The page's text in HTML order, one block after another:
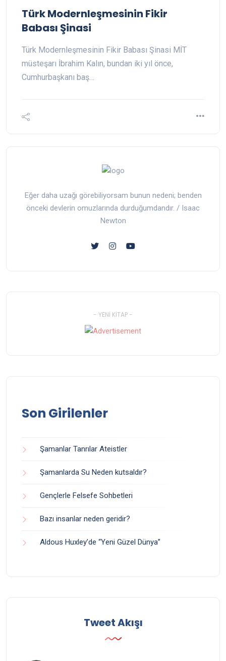
Türk Modernleşmesinin Fikir
Babası Şinasi
Türk Modernleşmesinin Fikir Babası Şinasi MİT
müsteşarı İbrahim Kalın, bundan iki yıl önce,
Cumhurbaşkanı baş…
Eğer daha uzağı görebiliyorsam bunun nedeni; benden
önceki devlerin omuzlarında durduğumdandır. / Isaac
Newton
- YENI KITAP -
Son Girilenler
Şamanlar Tanrılar Ateistler
Şamanlarda Su Neden kutsaldır?
Gençlerle Felsefe Sohbetleri
Bazı insanlar neden geridir?
Aldous Huxley’de “Yeni Güzel Dünya”
Tweet Akışı